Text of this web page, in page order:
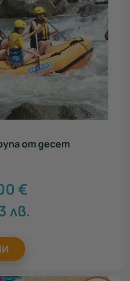
от десет
€
лв.